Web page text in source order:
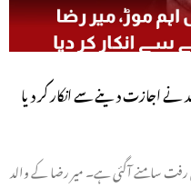
نے اجازت دینے سے انکار کر دیا
سامنے آگئی ہے۔ میر رضا کے والد